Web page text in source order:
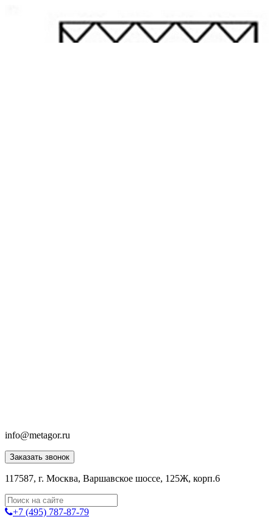
info@metagor.ru
Заказать звонок
117587, г. Москва, Варшавское шоссе, 125Ж, корп.6
+7 (495) 787-87-79